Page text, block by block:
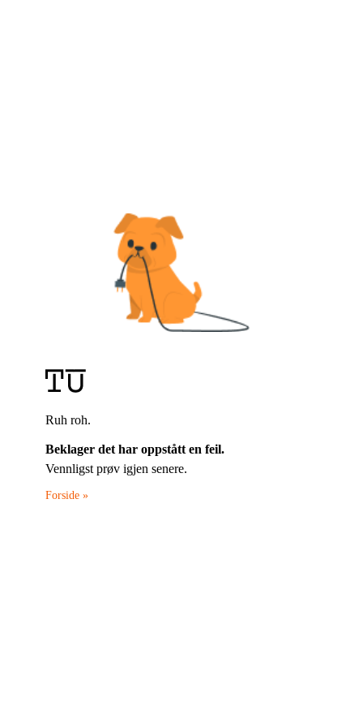
Ruh roh.
Beklager det har oppstått en feil.
Vennligst prøv igjen senere.
Forside »